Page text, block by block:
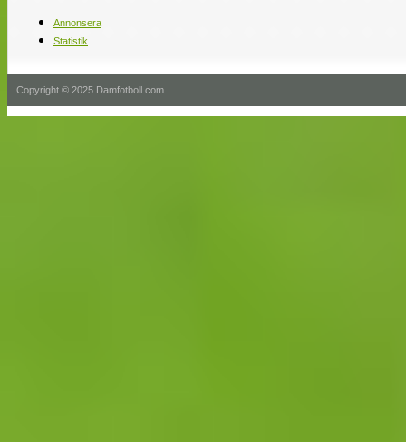
Annonsera
Statistik
Copyright © 2025 Damfotboll.com